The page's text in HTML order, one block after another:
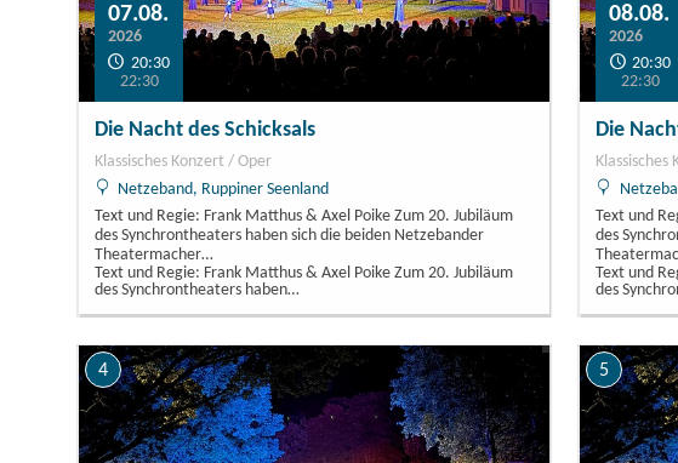
07.08.
2026
20:30
22:30
Die Nacht des Schicksals
Klassisches Konzert / Oper
Netzeband, Ruppiner Seenland
Text und Regie: Frank Matthus & Axel Poike Zum 20. Jubiläum
des Synchrontheaters haben sich die beiden Netzebander
Theatermacher…
Text und Regie: Frank Matthus & Axel Poike Zum 20. Jubiläum
des Synchrontheaters haben…
08.08.
2026
20:30
22:30
Die
Text und
des
Text und
des
4 5